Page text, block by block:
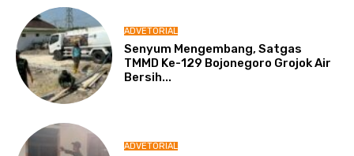
ADVETORIAL
Senyum Mengembang, Satgas
TMMD Ke-129 Bojonegoro Grojok Air
Bersih...
ADVETORIAL